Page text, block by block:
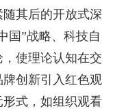
其后的开放式深
国”战略、科技自
使理论认知在交
创新引入红色观
式，如组织观看